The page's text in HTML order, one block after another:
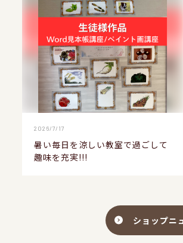
2026/7/17
暑い毎日を涼しい教室で過ごして
趣味を充実!!!
ショップニ